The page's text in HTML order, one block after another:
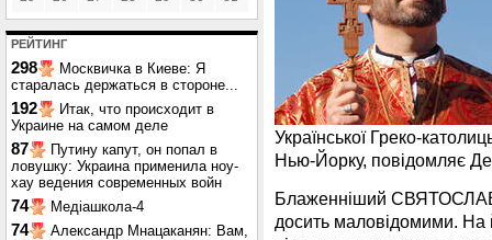
РЕЙТИНГ
298
Москвичка в Киеве: Я
старалась держаться в стороне...
192
Итак, что происходит в
Украине на самом деле
87
Путину капут, он попал в
ловушку: Украина применила ноу-
хау ведения современных войн
74 Медіашкола-4
74
Александр Мнацаканян: Вам,
Української Греко-
Нью-Йорку, повідомляє
Блаженніший СВЯТОСЛАВ
досить маловідомими. На